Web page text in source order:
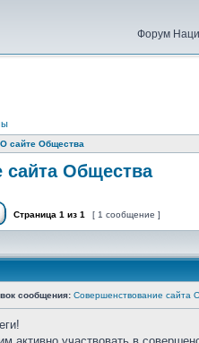
Форум
О сайте Общества
сайта Общества
Страница 1 из 1 [ 1 сообщение ]
сообщения: Совершенствование сайта